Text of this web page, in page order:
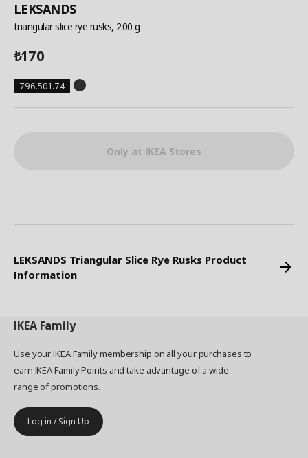
LEKSANDS
triangular slice rye rusks, 200 g
₺170
796.501.74
Only at IKEA Stores
LEKSANDS Triangular Slice Rye Rusks Product
Information
IKEA Family
Use your IKEA Family membership on all your purchases to
earn IKEA Family Points and take advantage of a wide
range of promotions.
Log in / Sign Up